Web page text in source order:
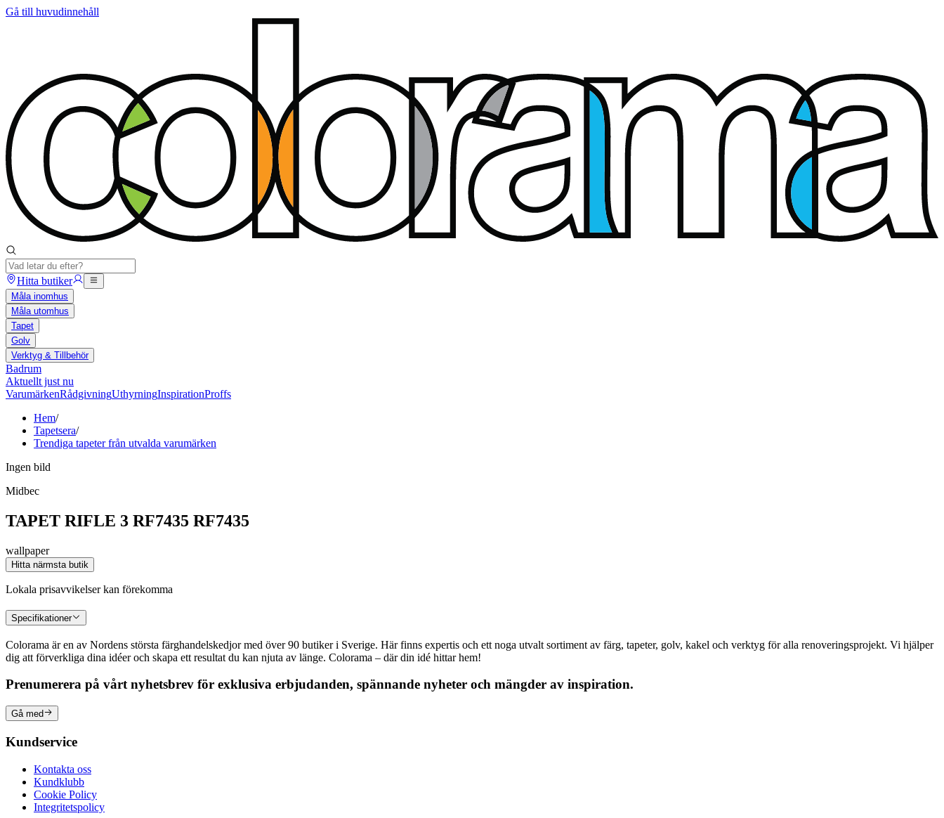
Gå till huvudinnehåll
Hitta butiker
Måla inomhus
Måla utomhus
Tapet
Golv
Verktyg & Tillbehör
Badrum
Aktuellt just nu
VarumärkenRådgivningUthyrningInspirationProffs
Hem/
Tapetsera/
Trendiga tapeter från utvalda varumärken
Ingen bild
Midbec
TAPET RIFLE 3 RF7435 RF7435
wallpaper
Hitta närmsta butik
Lokala prisavvikelser kan förekomma
Specifikationer
Colorama är en av Nordens största färghandelskedjor med över 90 butiker i Sverige. Här finns expertis och ett noga utvalt sortiment av färg, tapeter, golv, kakel och verktyg för alla renoveringsprojekt. Vi hjälper
dig att förverkliga dina idéer och skapa ett resultat du kan njuta av länge. Colorama – där din idé hittar hem!
Prenumerera på vårt nyhetsbrev för exklusiva erbjudanden, spännande nyheter och mängder av inspiration.
Gå med
Kundservice
Kontakta oss
Kundklubb
Cookie Policy
Integritetspolicy